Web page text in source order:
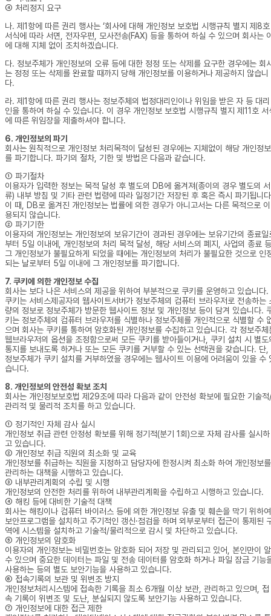
④ 처리정지 요구
나. 제1항에 따른 권리 행사는 ‘회사에 대해 개인정보 보호법 시행규칙 별지 제8호
서식에 따라 서면, 전자우편, 모사전송(FAX) 등을 통하여 하실 수 있으며 회사는
에 대해 지체 없이 조치하겠습니다.
다. 정보주체가 개인정보의 오류 등에 대한 정정 또는 삭제를 요구한 경우에는 회
는 정정 또는 삭제를 완료할 때까지 당해 개인정보를 이용하거나 제공하지 않습니
다.
라. 제1항에 따른 권리 행사는 정보주체의 법정대리인이나 위임을 받은 자 등 대리
인을 통하여 하실 수 있습니다. 이 경우 개인정보 보호법 시행규칙 별지 제11호 서
에 따른 위임장을 제출하셔야 합니다.
6. 개인정보의 파기
회사는 원칙적으로 개인정보 처리목적이 달성된 경우에는 지체없이 해당 개인정보
를 파기합니다. 파기의 절차, 기한 및 방법은 다음과 같습니다.
① 파기절차
이용자가 입력한 정보는 목적 달성 후 별도의 DB에 옮겨져(종이의 경우 별도의 서
류) 내부 방침 및 기타 관련 법령에 따라 일정기간 저장된 후 혹은 즉시 파기됩니
이 때, DB로 옮겨진 개인정보는 법률에 의한 경우가 아니고서는 다른 목적으로 이
용되지 않습니다.
② 파기기한
이용자의 개인정보는 개인정보의 보유기간이 경과된 경우에는 보유기간의 종료일
부터 5일 이내에, 개인정보의 처리 목적 달성, 해당 서비스의 폐지, 사업의 종료 등
그 개인정보가 불필요하게 되었을 때에는 개인정보의 처리가 불필요한 것으로 인
되는 날로부터 5일 이내에 그 개인정보를 파기합니다.
7. 쿠키에 의한 개인정보 수집
회사는 보다 나은 서비스의 제공을 위하여 부분적으로 쿠키를 운영하고 있습니다.
쿠키는 서비스제공자의 웹사이트서버가 정보주체의 컴퓨터 브라우저로 전송하는
량의 정보로 정보주체가 방문한 웹사이트 정보 및 개인정보 등이 담겨 있습니다.
키는 정보주체의 컴퓨터 브라우저를 식별하나 정보주체를 개인적으로 식별할 수
으며 회사는 쿠키를 통하여 암호화된 개인정보를 수집하고 있습니다. 각 정보주체
웹브라우저의 옵션을 조정함으로써 모든 쿠키를 받아들이거나, 쿠키 설치 시 별도
통지를 보내도록 하거나 또는 모든 쿠키를 거부할 수 있는 선택권을 갖습니다. 단,
정보주체가 쿠키 설치를 거부하였을 경우에는 웹사이트 이용에 어려움이 있을 수
습니다.
8. 개인정보의 안전성 확보 조치
회사는 개인정보보호법 제29조에 따라 다음과 같이 안전성 확보에 필요한 기술
관리적 및 물리적 조치를 하고 있습니다.
① 정기적인 자체 감사 실시
개인정보 취급 관련 안정성 확보를 위해 정기적(분기 1회)으로 자체 감사를 실시하
고 있습니다.
② 개인정보 취급 직원의 최소화 및 교육
개인정보를 취급하는 직원을 지정하고 담당자에 한정시켜 최소화 하여 개인정보를
관리하는 대책을 시행하고 있습니다.
③ 내부관리계획의 수립 및 시행
개인정보의 안전한 처리를 위하여 내부관리계획을 수립하고 시행하고 있습니다.
④ 해킹 등에 대비한 기술적 대책
회사는 해킹이나 컴퓨터 바이러스 등에 의한 개인정보 유출 및 훼손을 막기 위하여
보안프로그램을 설치하고 주기적인 갱신·점검을 하며 외부로부터 접근이 통제된
역에 시스템을 설치하고 기술적/물리적으로 감시 및 차단하고 있습니다.
⑤ 개인정보의 암호화
이용자의 개인정보는 비밀번호는 암호화 되어 저장 및 관리되고 있어, 본인만이 알
수 있으며 중요한 데이터는 파일 및 전송 데이터를 암호화 하거나 파일 잠금 기능
사용하는 등의 별도 보안기능을 사용하고 있습니다.
⑥ 접속기록의 보관 및 위변조 방지
개인정보처리시스템에 접속한 기록을 최소 6개월 이상 보관, 관리하고 있으며, 접
속 기록이 위변조 및 도난, 분실되지 않도록 보안기능 사용하고 있습니다.
⑦ 개인정보에 대한 접근 제한